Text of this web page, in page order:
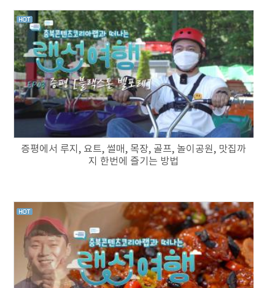
증평에서 루지, 요트, 썰매, 목장, 골프, 놀이공원, 맛집까
지 한번에 즐기는 방법